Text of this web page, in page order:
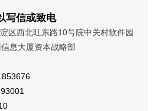
写信或致电
区西北旺东路10号院中关村软件园
息大厦资本战略部